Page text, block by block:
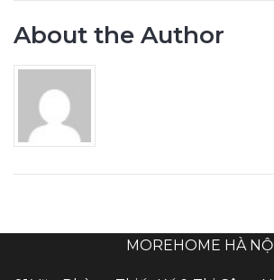
About the Author
MOREHOME HÀ